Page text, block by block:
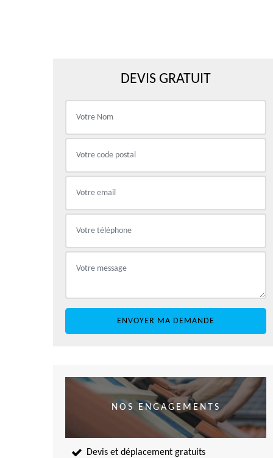
DEVIS GRATUIT
NOS ENGAGEMENTS
Devis et déplacement gratuits